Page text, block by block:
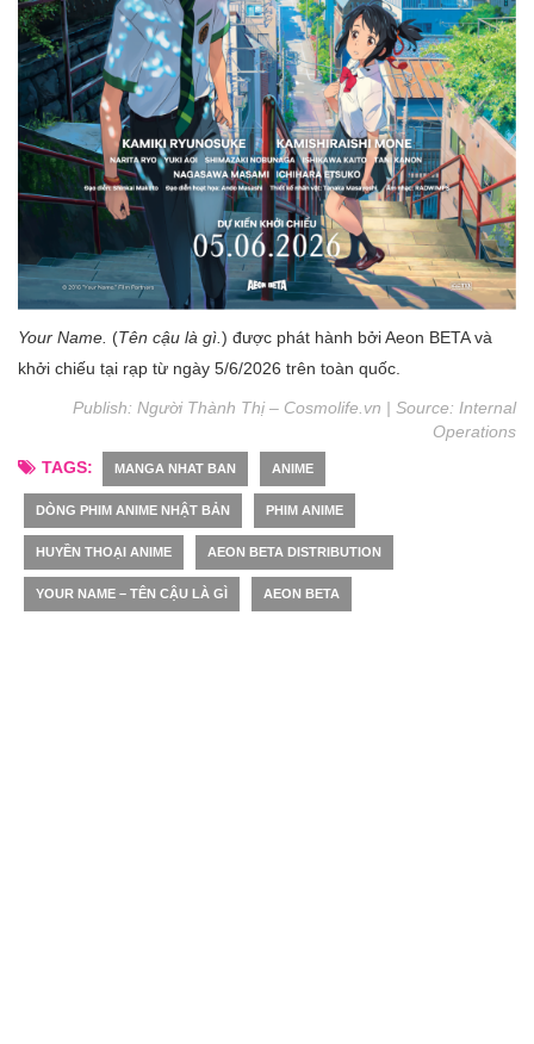
Your Name. (Tên cậu là gì. ) được phát hành bởi Aeon BETA và
khởi chiếu tại rạp từ ngày 5/6/2026 trên toàn quốc.
Publish: Người Thành Thị – Cosmolife.vn | Source: Internal
Operations
TAGS:
MANGA NHAT BAN ANIME
DÒNG PHIM ANIME NHẬT BẢN PHIM ANIME
HUYỀN THOẠI ANIME AEON BETA DISTRIBUTION
YOUR NAME – TÊN CẬU LÀ GÌ AEON BETA